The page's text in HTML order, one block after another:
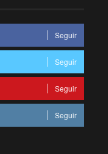
Seguir
Seguir
Seguir
Seguir